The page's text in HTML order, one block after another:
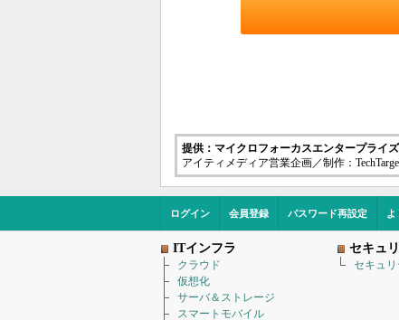
提供：マイクロフォーカスエンタープライ
アイティメディア営業企画／制作：
ログイン 会員登録 パスワード再設定 よ
ITインフラ
クラウド
仮想化
サーバ＆ストレージ
スマートモバイル
セキュ
セキュリ